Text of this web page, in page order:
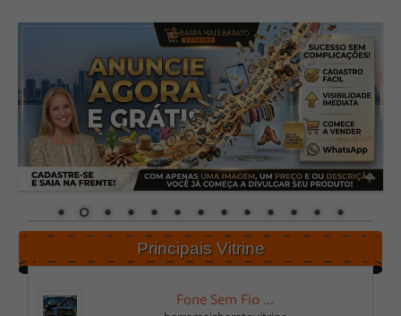
Principais Vitrine
Fone Sem Fio ...